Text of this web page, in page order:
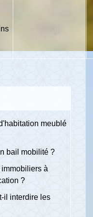
meublé
bail mobilité ?
à
?
il interdire les